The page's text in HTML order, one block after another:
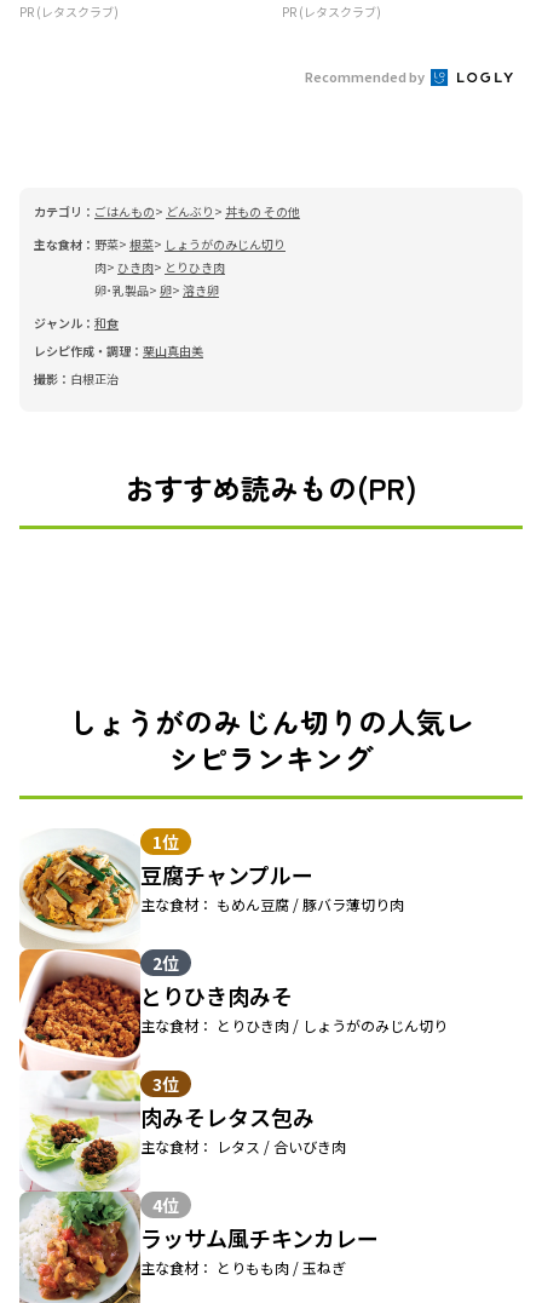
PR (レタスクラブ) PR (レタスクラブ)
Recommended by
カテゴリ： ごはんもの どんぶり
丼もの その他
主な食材： 野菜 根菜
しょうがのみじん切り
肉
ひき肉
とりひき肉
卵･乳製品 卵 溶き卵
ジャンル： 和食
レシピ作成・調理： 栗山真由美
撮影： 白根正治
おすすめ読みもの(PR)
しょうがのみじん切りの人気レ
シピランキング
1位
豆腐チャンプルー
主な食材： もめん豆腐 / 豚バラ薄切り肉
2位
とりひき肉みそ
主な食材： とりひき肉 / しょうがのみじん切り
3位
肉みそレタス包み
主な食材： レタス / 合いびき肉
4位
ラッサム風チキンカレー
主な食材： とりもも肉 / 玉ねぎ